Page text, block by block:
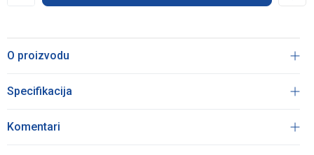
O proizvodu
Specifikacija
Komentari